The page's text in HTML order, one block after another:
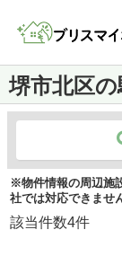
堺市北区の
※物件情報の周辺施
社では対応できませ
該当件数4件